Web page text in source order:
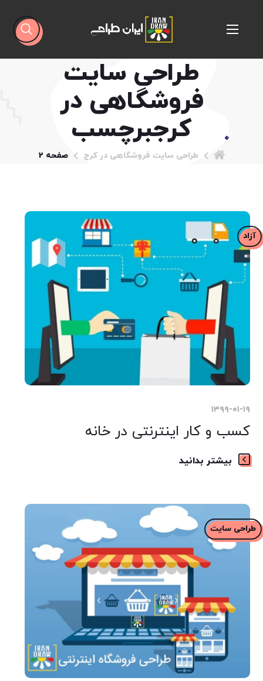
طراحی سایت
فروشگاهی در
کرجبرچسب
طراحی سایت فروشگاهی در کرج صفحه 2
آزاد
۱۳۹۹-۰۱-۱۹
کسب و کار اینترنتی در خانه
بیشتر بدانید
طراحی سایت